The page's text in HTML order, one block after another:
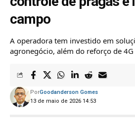
campo
A operadora tem investido em
agronegócio, além do reforço de
13 de maio de 2026 14:53
PorGoodanderson Gomes